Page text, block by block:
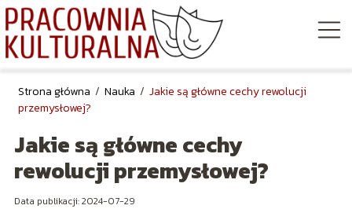
Strona główna / Nauka / Jakie są główne cechy rewolucji
przemysłowej?
Jakie są główne cechy
rewolucji przemysłowej?
Data publikacji: 2024-07-29